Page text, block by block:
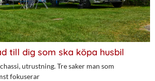
till dig som ska köpa husbil
utrustning. Tre saker man som
fokuserar